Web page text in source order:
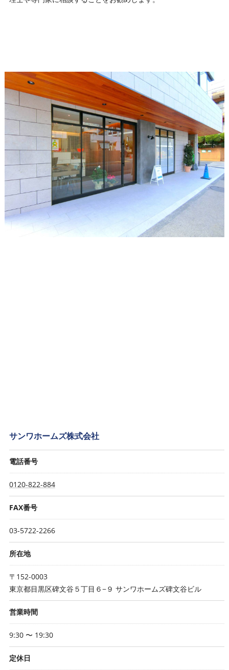
サンワホームズ株式会社
電話番号
0120-822-884
FAX番号
03-5722-2266
所在地
〒152-0003
東京都目黒区碑文谷５丁目６−９ サンワホームズ碑文谷ビル
営業時間
9:30 〜 19:30
定休日